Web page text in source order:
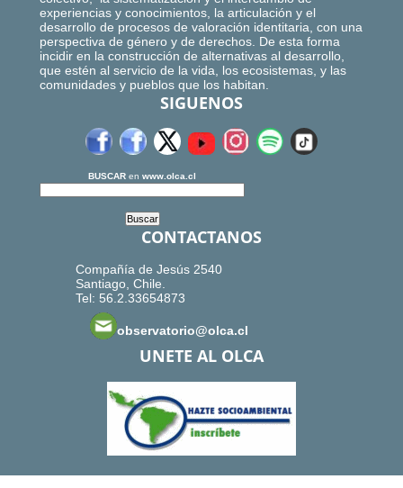
experiencias y conocimientos, la articulación y el
desarrollo de procesos de valoración identitaria, con una
perspectiva de género y de derechos. De esta forma
incidir en la construcción de alternativas al desarrollo,
que estén al servicio de la vida, los ecosistemas, y las
comunidades y pueblos que los habitan.
SIGUENOS
BUSCAR en www.olca.cl
CONTACTANOS
Compañía de Jesús 2540
Santiago, Chile.
Tel: 56.2.33654873
observatorio@olca.cl
UNETE AL OLCA